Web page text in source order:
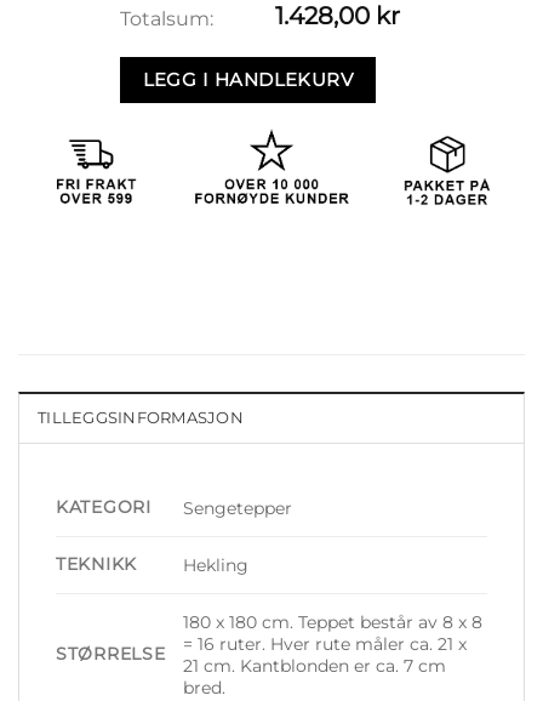
Totalsum: 1.428,00 kr
LEGG I HANDLEKURV
TILLEGGSINFORMASJON
KATEGORI Sengetepper
TEKNIKK Hekling
STØRRELSE
180 x 180 cm. Teppet består av 8 x 8
= 16 ruter. Hver rute måler ca. 21 x
21 cm. Kantblonden er ca. 7 cm
bred.